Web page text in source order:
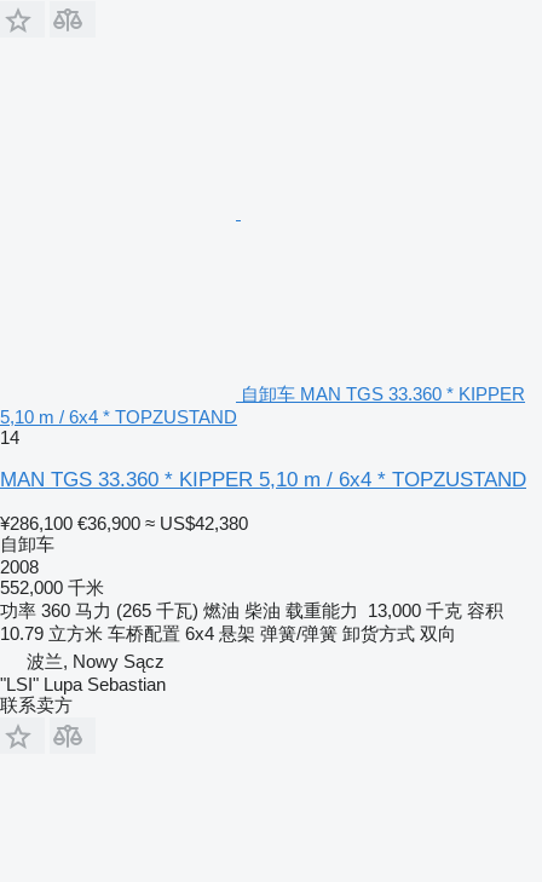
自卸车 MAN TGS 33.360 * KIPPER
5,10 m / 6x4 * TOPZUSTAND
14
MAN TGS 33.360 * KIPPER 5,10 m / 6x4 * TOPZUSTAND
¥286,100 €36,900 ≈ US$42,380
自卸车
2008
552,000 千米
功率 360 马力 (265 千瓦) 燃油 柴油 载重能力 13,000 千克 容积
10.79 立方米 车桥配置 6x4 悬架 弹簧/弹簧 卸货方式 双向
波兰, Nowy Sącz
"LSI" Lupa Sebastian
联系卖方